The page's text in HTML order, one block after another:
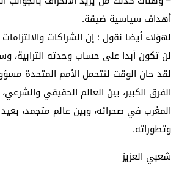
أهداف سياسية ضيقة.
لهؤلاء أيضا نقول : إن الشراكات والالتزامات
لن تكون أبدا على حساب وحدته الترابية،
لقد حان الوقت لتتحمل الأمم المتحدة
الفرق الكبير، بين العالم الحقيقي
المغرب في صحرائه، وبين عالم متجمد،
وتطوراته.
شعبي العزيز